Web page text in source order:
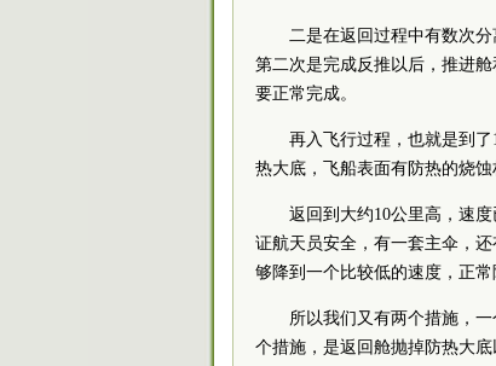
二是在返回过程中有数次
第二次是完成反推以后，推进
要正常完成。
再入飞行过程，也就是到
热大底，飞船表面有防热的烧
返回到大约10公里高，速
证航天员安全，有一套主伞，
够降到一个比较低的速度，正
所以我们又有两个措施，
个措施，是返回舱抛掉防热大